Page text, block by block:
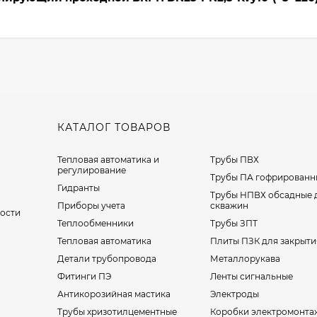
КАТАЛОГ ТОВАРОВ
Тепловая автоматика и
регулирование
Гидранты
Приборы учета
Теплообменники
Тепловая автоматика
Детали трубопровода
Фитинги ПЭ
Антикорозийная мастика
Трубы хризотилцементные
Трубы ПВХ
Трубы ПА
Трубы НПВХ обсадные
скважин
Трубы ЗПТ
Плиты ПЗК для
Металлорукава
Ленты сигнальные
Электроды
Коробки